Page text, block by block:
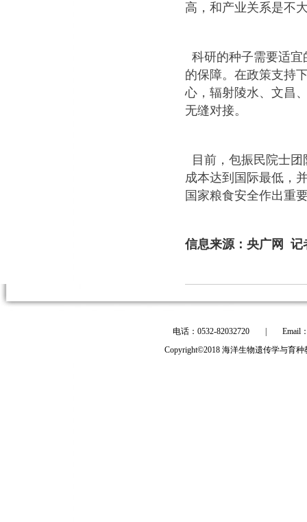
高，和产业关系是不
科研的种子需要适
的保障。在政策支持
心，辐射陵水、文昌
无缝对接。
目前，包振民院士团
成本达到国际最低，
国家粮食安全作出重
信息来源：央广网 记
电话：0532-82032720
Email
Copyright©2018 海洋生物遗传学与育种